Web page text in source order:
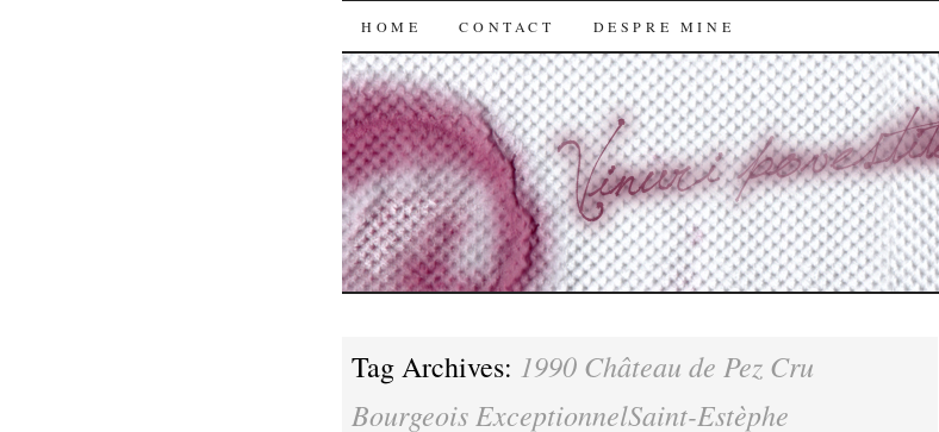
SKIP
TO
CONTENT
HOME CONTACT DESPRE MINE
Tag Archives: 1990 Château de Pez Cru
Bourgeois ExceptionnelSaint-Estèphe